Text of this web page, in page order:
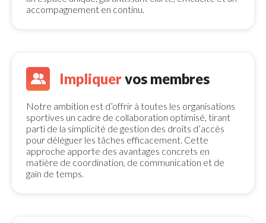
accompagnement en continu.
Impliquervos membres
Notre ambition est d’offrir à toutes les organisations
sportives un cadre de collaboration optimisé, tirant
parti de la simplicité de gestion des droits d’accès
pour déléguer les tâches efficacement. Cette
approche apporte des avantages concrets en
matière de coordination, de communication et de
gain de temps.